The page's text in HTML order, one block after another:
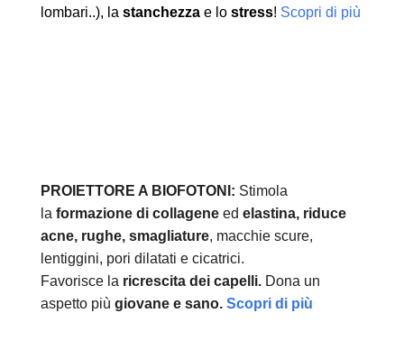
lombari..), la stanchezzae lo stress! Scopri di più
PROIETTORE A BIOFOTONI: Stimola
la formazione di collagene ed elastina, riduce
acne, rughe, smagliature, macchie scure,
lentiggini, pori dilatati e cicatrici.
Favorisce la ricrescita dei capelli. Dona un
aspetto più giovane e sano. Scopri di più